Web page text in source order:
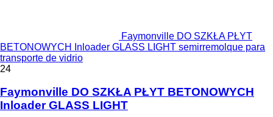
Faymonville DO SZKŁA PŁYT
BETONOWYCH Inloader GLASS LIGHT semirremolque para
transporte de vidrio
24
Faymonville DO SZKŁA PŁYT BETONOWYCH
Inloader GLASS LIGHT